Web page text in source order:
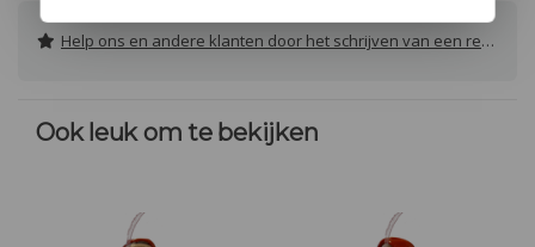
Help ons en andere klanten door het schrijven van een review
Ook leuk om te bekijken